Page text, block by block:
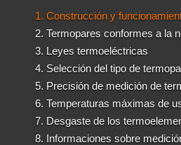
1. Construcción y
2. Termopares conformes a la
3. Leyes termoeléctricas
4. Selección del tipo de
5. Precisión de medición de
6. Temperaturas máximas de
7. Desgaste de los
8. Informaciones sobre